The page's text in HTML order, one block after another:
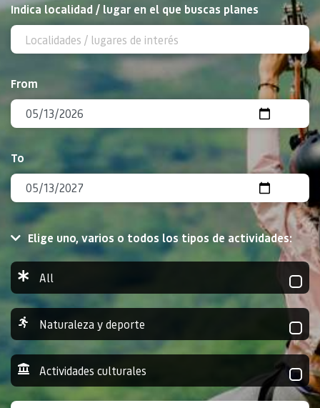
Indica localidad / lugar en el que buscas planes
From
To
Elige uno, varios o todos los tipos de actividades:
All
Naturaleza y deporte
Actividades culturales